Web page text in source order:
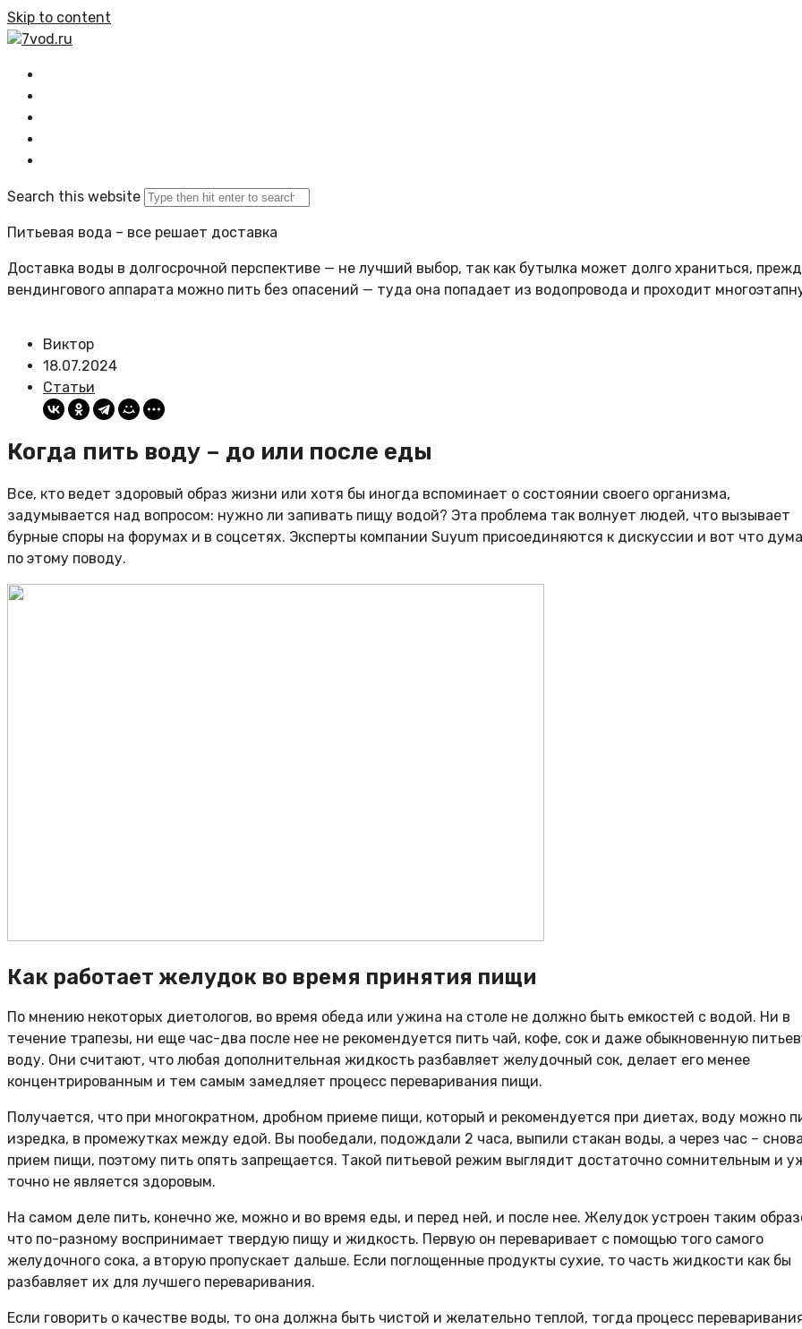
Skip to content
7vod.ru
Search this website
Питьевая вода – все решает доставка
Доставка воды в долгосрочной перспективе — не лучший выбор, так как бутылка может долго храниться,
вендингового аппарата можно пить без опасений — туда она попадает из водопровода и проходит
Виктор
18.07.2024
Статьи
Когда пить воду – до или после еды
Все, кто ведет здоровый образ жизни или хотя бы иногда вспоминает о состоянии своего организма,
задумывается над вопросом: нужно ли запивать пищу водой? Эта проблема так волнует людей, что вызывает
бурные споры на форумах и в соцсетях. Эксперты компании Suyum присоединяются к дискуссии и вот что
по этому поводу.
Как работает желудок во время принятия пищи
По мнению некоторых диетологов, во время обеда или ужина на столе не должно быть емкостей с водой. Ни в
течение трапезы, ни еще час-два после нее не рекомендуется пить чай, кофе, сок и даже обыкновенную
воду. Они считают, что любая дополнительная жидкость разбавляет желудочный сок, делает его менее
концентрированным и тем самым замедляет процесс переваривания пищи.
Получается, что при многократном, дробном приеме пищи, который и рекомендуется при диетах, воду можно
изредка, в промежутках между едой. Вы пообедали, подождали 2 часа, выпили стакан воды, а через час –
прием пищи, поэтому пить опять запрещается. Такой питьевой режим выглядит достаточно сомнительным и
точно не является здоровым.
На самом деле пить, конечно же, можно и во время еды, и перед ней, и после нее. Желудок устроен таким
что по-разному воспринимает твердую пищу и жидкость. Первую он переваривает с помощью того самого
желудочного сока, а вторую пропускает дальше. Если поглощенные продукты сухие, то часть жидкости как бы
разбавляет их для лучшего переваривания.
Если говорить о качестве воды, то она должна быть чистой и желательно теплой, тогда процесс